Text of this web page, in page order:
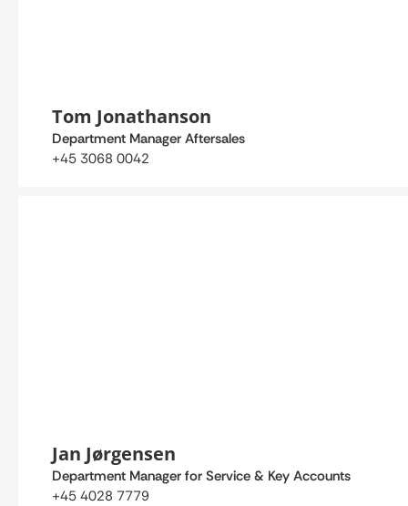
Tom Jonathanson
Department Manager Aftersales
+45 3068 0042
Jan Jørgensen
Department Manager for Service & Key Accounts
+45 4028 7779